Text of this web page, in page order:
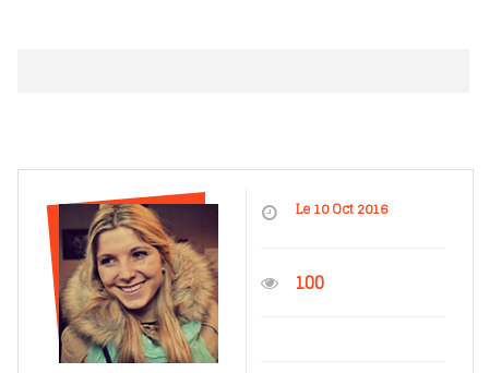
Le 10 Oct 2016
100